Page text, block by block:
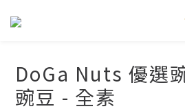
DoGa Nuts 優選
豌豆 - 全素